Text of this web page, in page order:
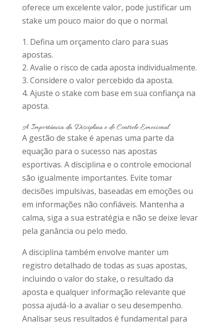
oferece um excelente valor, pode justificar um
stake um pouco maior do que o normal.
Defina um orçamento claro para suas
apostas.
Avalie o risco de cada aposta individualmente.
Considere o valor percebido da aposta.
Ajuste o stake com base em sua confiança na
aposta.
A Importância da Disciplina e do Controle Emocional
A gestão de stake é apenas uma parte da
equação para o sucesso nas apostas
esportivas. A disciplina e o controle emocional
são igualmente importantes. Evite tomar
decisões impulsivas, baseadas em emoções ou
em informações não confiáveis. Mantenha a
calma, siga a sua estratégia e não se deixe levar
pela ganância ou pelo medo.
A disciplina também envolve manter um
registro detalhado de todas as suas apostas,
incluindo o valor do stake, o resultado da
aposta e qualquer informação relevante que
possa ajudá-lo a avaliar o seu desempenho.
Analisar seus resultados é fundamental para